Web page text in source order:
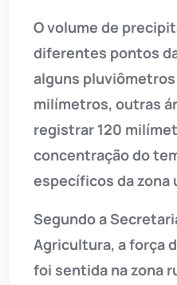
O volume de
diferentes pontos
alguns
milímetros, outras
registrar 120
concentração do
específicos da zona
Segundo a
Agricultura, a força
foi sentida na zona